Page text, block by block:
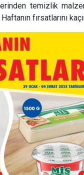
temizlik
fırsatlarını